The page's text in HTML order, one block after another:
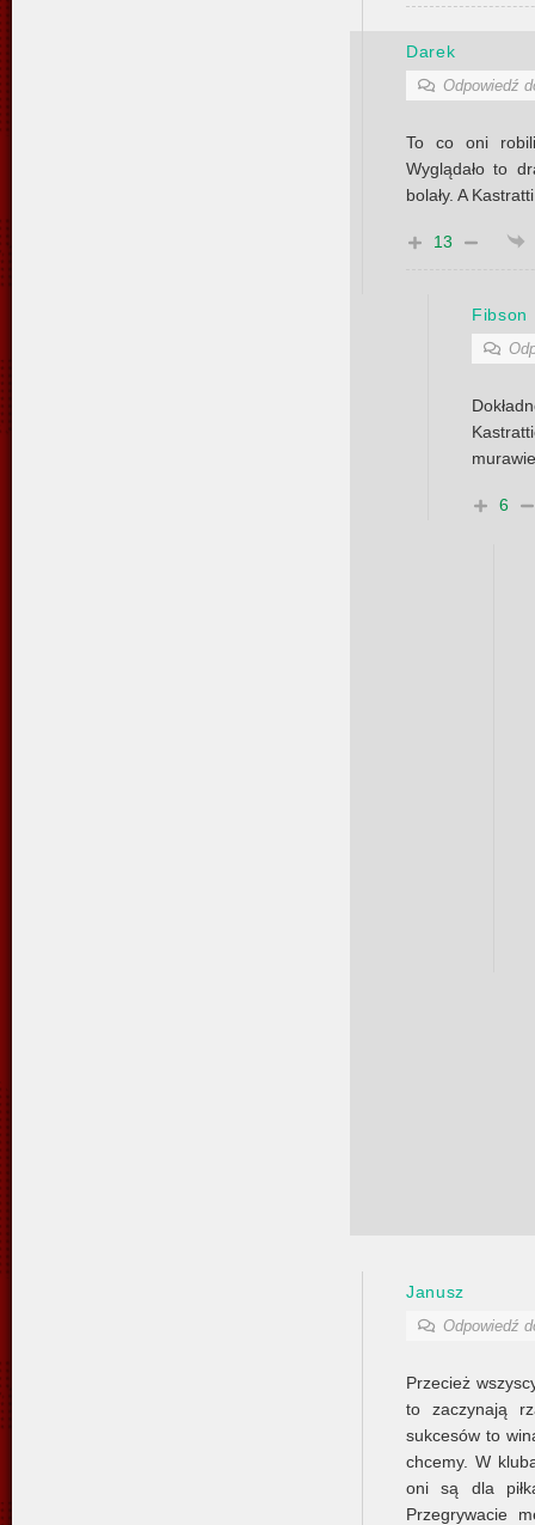
Darek
Odpowiedź
To co oni
Wyglądało to
bolały. A
13
Fibson
6
Janusz
Odpowiedź
Przecież
to zaczynają
sukcesów to
chcemy. W
oni są dla
Przegrywacie